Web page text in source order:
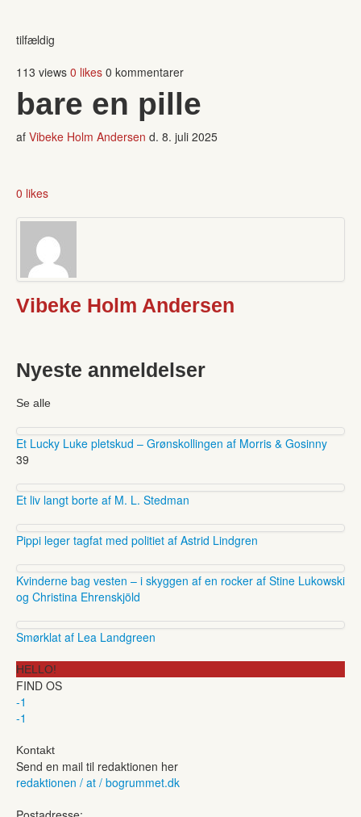
tilfældig
113 views 0 likes 0 kommentarer
bare en pille
af Vibeke Holm Andersen d. 8. juli 2025
0 likes
Vibeke Holm Andersen
Nyeste anmeldelser
Se alle
Et Lucky Luke pletskud – Grønskollingen af Morris & Gosinny
39
Et liv langt borte af M. L. Stedman
Pippi leger tagfat med politiet af Astrid Lindgren
Kvinderne bag vesten – i skyggen af en rocker af Stine Lukowski
og Christina Ehrenskjöld
Smørklat af Lea Landgreen
HELLO!
FIND OS
-1
-1
Kontakt
Send en mail til redaktionen her
redaktionen / at / bogrummet.dk